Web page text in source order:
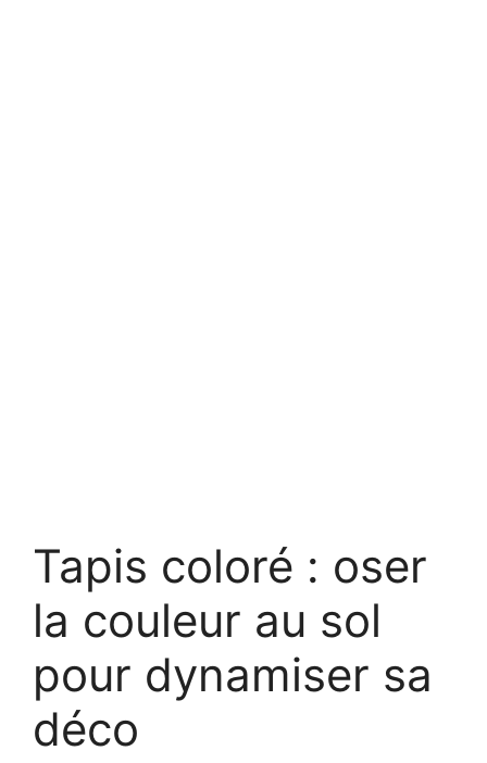
Tapis coloré : oser
la couleur au sol
pour dynamiser sa
déco